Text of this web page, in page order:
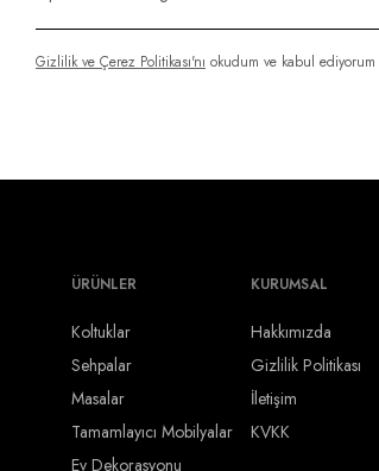
Gizlilik ve Çerez Politikası'nı okudum ve kabul ediyorum
ÜRÜNLER
Koltuklar
Sehpalar
Masalar
Tamamlayıcı Mobilyalar
Ev Dekorasyonu
KURUMSAL
Hakkımızda
Gizlilik Politikası
İletişim
KVKK